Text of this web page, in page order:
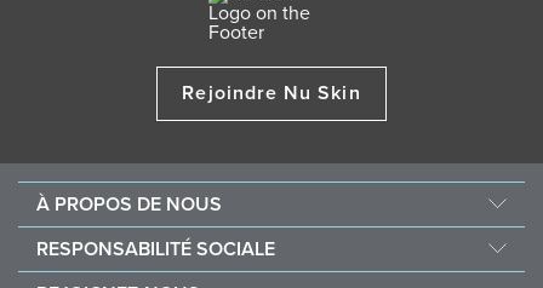
Rejoindre Nu Skin
À PROPOS DE NOUS
Au sujet de Nu Skin
Offres d’emploi
RESPONSABILITÉ SOCIALE